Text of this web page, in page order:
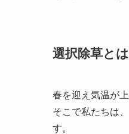
選択除草とは
春を迎え気温が
そこで私たちは
す。